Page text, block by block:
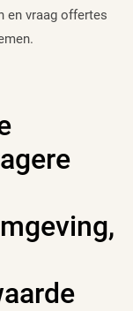
en vraag offertes